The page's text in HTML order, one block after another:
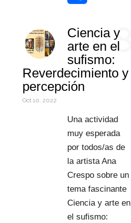
I
n
A
p
p
e
r
e
s
i
l
r
d
P
r
s
s
o
m
p
a
t
i
r
8
Ciencia y
arte en el
sufismo:
Reverdecimiento y
percepción
Oct 10, 2022
Una actividad
muy esperada
por todos/as de
la artista Ana
Crespo sobre un
tema fascinante
Ciencia y arte en
el sufismo: